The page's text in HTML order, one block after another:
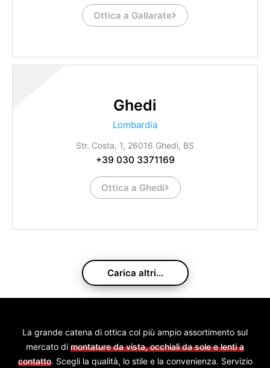
Ottica a Gallarate
Ghedi
Lombardia
Str. Costa, 1, 26016 Ghedi, BS
+39 030 3371169
Ottica a Ghedi
Carica altri...
La grande catena di ottica col più ampio assortimento sul
mercato di montature da vista, occhiali da sole e lenti a
contatto. Scegli la qualità, lo stile e la convenienza. Servizio